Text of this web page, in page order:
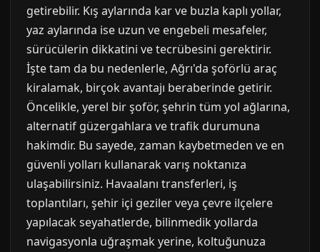
getirebilir. Kış aylarında kar ve buzla kaplı yollar,
yaz aylarında ise uzun ve engebeli mesafeler,
sürücülerin dikkatini ve tecrübesini gerektirir.
İşte tam da bu nedenlerle, Ağrı'da şoförlü araç
kiralamak, birçok avantajı beraberinde getirir.
Öncelikle, yerel bir şoför, şehrin tüm yol ağlarına,
alternatif güzergahlara ve trafik durumuna
hakimdir. Bu sayede, zaman kaybetmeden ve en
güvenli yolları kullanarak varış noktanıza
ulaşabilirsiniz. Havaalanı transferleri, iş
toplantıları, şehir içi geziler veya çevre ilçelere
yapılacak seyahatlerde, bilinmedik yollarda
navigasyonla uğraşmak yerine, koltuğunuza